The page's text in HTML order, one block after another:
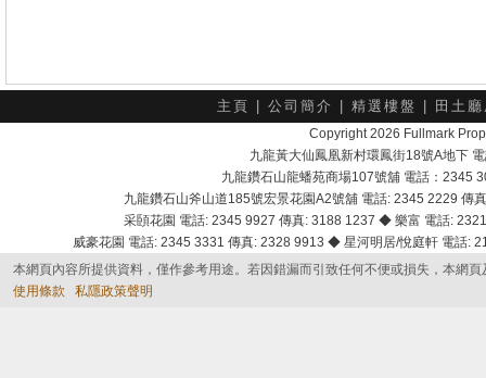
主頁 公司簡介 精選樓盤 田土
Copyright 2026 Fullmark
九龍黃大仙鳳凰新村環鳳街18號A地下
九龍鑽石山龍蟠苑商場107號舖 電話：2345
九龍鑽石山斧山道185號宏景花園A2號舖 電話: 2345 2229
采頣花園 電話: 2345 9927 傳真: 3188 1237 ◆ 樂富 電話:
威豪花園 電話: 2345 3331 傳真: 2328 9913 ◆ 星河明居/悅庭軒 電話
本網頁內容所提供資料，僅作參考用途。若因錯漏而引致任何不便或損失，本網
使用條款
私隱政策聲明